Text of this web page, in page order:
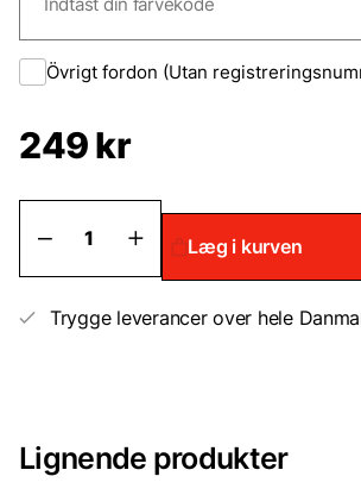
Övrigt fordon (Utan
249 kr
Kun
billak
–
–
Løsvægt
Læg i kurven
Trygge leverancer over hele
Lignende produkter